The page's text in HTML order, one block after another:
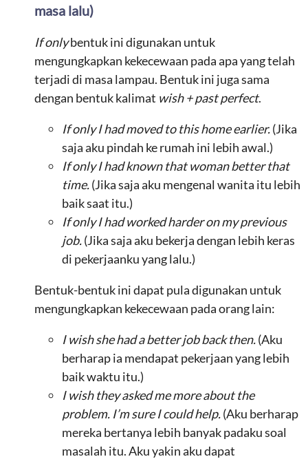
masa lalu)
If onlybentuk ini digunakan untuk
mengungkapkan kekecewaan pada apa yang telah
terjadi di masa lampau. Bentuk ini juga sama
dengan bentuk kalimat wish + past perfect.
If only I had moved to this home earlier.(Jika
saja aku pindah ke rumah ini lebih awal.)
If only I had known that woman better that
time.(Jika saja aku mengenal wanita itu lebih
baik saat itu.)
If only I had worked harder on my previous
job.(Jika saja aku bekerja dengan lebih keras
di pekerjaanku yang lalu.)
Bentuk-bentuk ini dapat pula digunakan untuk
mengungkapkan kekecewaan pada orang lain:
I wish she had a better job back then.(Aku
berharap ia mendapat pekerjaan yang lebih
baik waktu itu.)
I wish they asked me more about the
problem. I’m sure I could help.(Aku berharap
mereka bertanya lebih banyak padaku soal
masalah itu. Aku yakin aku dapat